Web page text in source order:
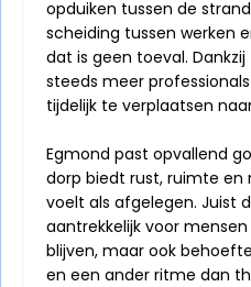
opduiken tussen de
scheiding tussen werken
dat is geen toeval.
steeds meer
tijdelijk te verplaatsen
Egmond past opvallend
dorp biedt rust, ruimte en
voelt als afgelegen. Juist
aantrekkelijk voor
blijven, maar ook
en een ander ritme dan